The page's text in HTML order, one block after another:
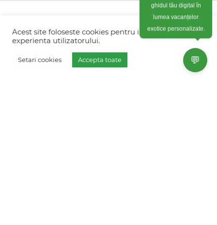
Vreau oferta personalizata
© FRESH HOLIDAYS & EVENTS SRL 2026
(vis-a-vis de Greengate)
Acest site foloseste cookies pentru imbunatati
experienta utilizatorului.
Setari cookies Accepta toate 💬
ghidul tău digital în
lumea vacanțelor
exotice personalizate.